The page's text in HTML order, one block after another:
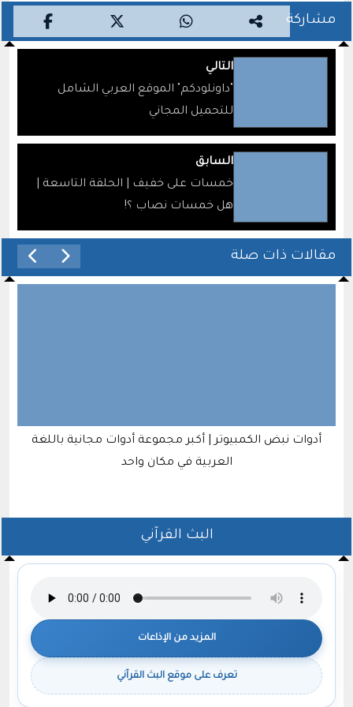
مشاركة
التالي
"داونلودكم" الموقع العربي الشامل
للتحميل المجاني
السابق
خمسات على خفيف | الحلقة التاسعة |
هل خمسات نصاب ؟!
مقالات ذات صلة
أدوات نبض الكمبيوتر | أكبر مجموعة أدوات مجانية باللغة
العربية في مكان واحد
البث القرآني
المزيد من الإذاعات
تعرف على موقع البث القرآني